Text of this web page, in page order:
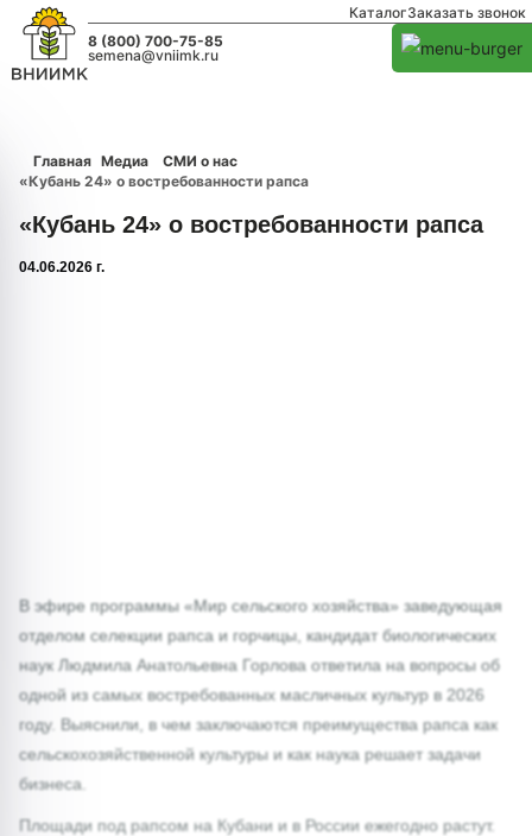
КаталогЗаказать звонок
8 (800) 700-75-85
semena@vniimk.ru
Главная Медиа
СМИ о нас
«Кубань 24» о востребованности рапса
«Кубань 24» о востребованности рапса
04.06.2026 г.
В эфире программы «Мир сельского хозяйства» заведующая
отделом селекции рапса и горчицы, кандидат биологических
наук Людмила Анатольевна Горлова ответила на вопросы об
одной из самых востребованных масличных культур в 2026
году. Выяснили, в чем заключаются преимущества рапса как
сельскохозяйственной культуры и как наука решает задачи
бизнеса.
Площади под рапсом на Кубани и в России ежегодно растут.